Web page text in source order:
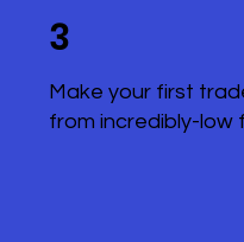
3
Make your first
from incredibly-low